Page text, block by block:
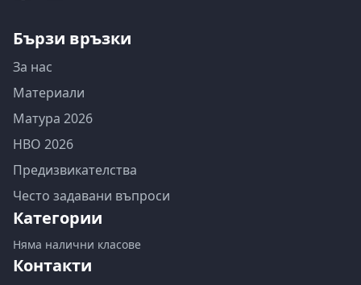
Бързи връзки
За нас
Материали
Матура 2026
НВО 2026
Предизвикателства
Често задавани въпроси
Категории
Няма налични класове
Контакти